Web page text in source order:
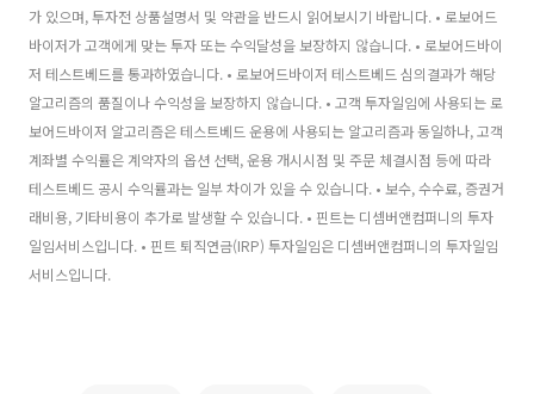
가 있으며, 투자전 상품설명서 및 약관을 반드시 읽어보시기 바랍니다. • 로보어드
바이저가 고객에게 맞는 투자 또는 수익달성을 보장하지 않습니다. • 로보어드바이
저 테스트베드를 통과하였습니다. • 로보어드바이저 테스트베드 심의결과가 해당
알고리즘의 품질이나 수익성을 보장하지 않습니다. • 고객 투자일임에 사용되는 로
보어드바이저 알고리즘은 테스트베드 운용에 사용되는 알고리즘과 동일하나, 고객
계좌별 수익률은 계약자의 옵션 선택, 운용 개시시점 및 주문 체결시점 등에 따라
테스트베드 공시 수익률과는 일부 차이가 있을 수 있습니다. • 보수, 수수료, 증권거
래비용, 기타비용이 추가로 발생할 수 있습니다. • 핀트는 디셈버앤컴퍼니의 투자
일임서비스입니다. • 핀트 퇴직연금(IRP) 투자일임은 디셈버앤컴퍼니의 투자일임
서비스입니다.